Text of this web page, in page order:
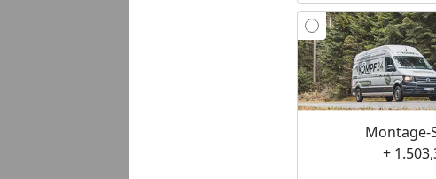
Montage-
+